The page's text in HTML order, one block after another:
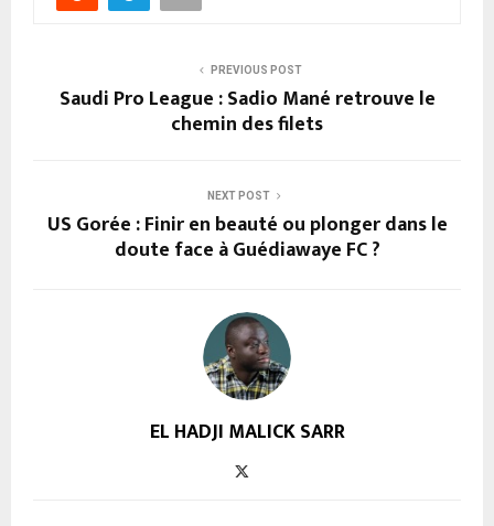
PREVIOUS POST
Saudi Pro League : Sadio Mané retrouve le
chemin des filets
NEXT POST
US Gorée : Finir en beauté ou plonger dans le
doute face à Guédiawaye FC ?
EL HADJI MALICK SARR